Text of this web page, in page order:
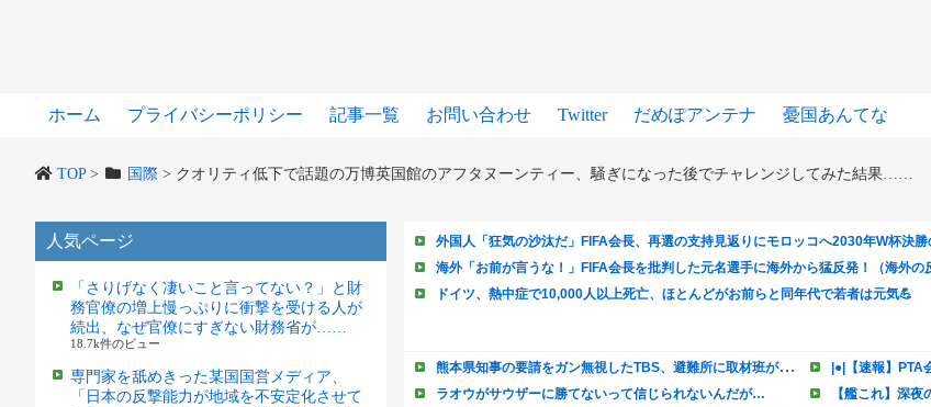
ホーム プライバシーポリシー 記事一覧 お問い合わせ Twitter だめぽアンテナ 憂国あんてな
TOP> 国際 > クオリティ低下で話題の万博英国館のアフタヌーンティー、騒ぎになった後でチャレンジしてみた結果……
人気ページ
「さりげなく凄いこと言ってない？」と財
務官僚の増上慢っぷりに衝撃を受ける人が
続出、なぜ官僚にすぎない財務省が……
18.7k件のビュー
専門家を舐めきった某国国営メディア、
「日本の反撃能力が地域を不安定化させて